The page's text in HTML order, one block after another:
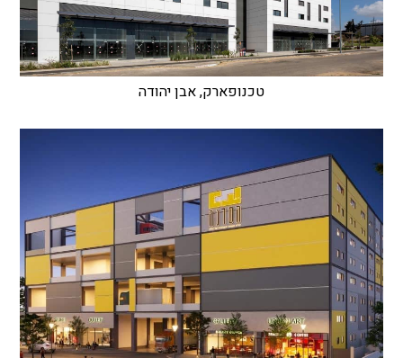
טכנופארק, אבן יהודה